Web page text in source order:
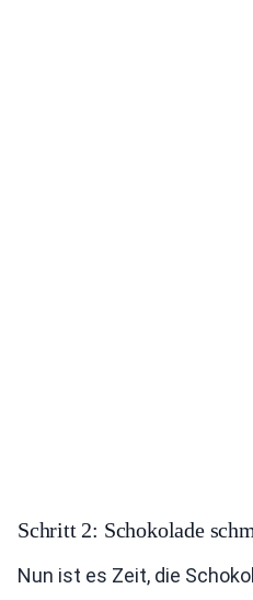
Schritt 2: Schokolade
Nun ist es Zeit, die